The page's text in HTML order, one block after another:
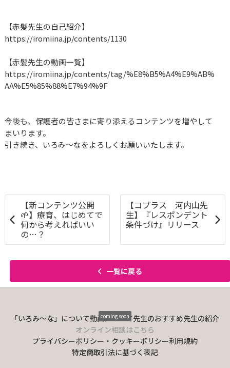
【赤髪先生の自己紹介】
https://iromiina.jp/contents/1130
【赤髪先生の動画一覧】
https://iromiina.jp/contents/tag/%E8%B5%A4%E9%AB%
AA%E5%85%88%E7%94%9F
今後も、保護者の皆さまに寄り添えるコンテンツを増やして
まいります。
引き続き、いろみ〜なをよろしくお願いいたします。
【新コンテンツ公開
🌱】療育、はじめてで
何から考えればいい
の…？
【コプラス 河内山先
生】『レスポンデント
条件づけ』リリース
一覧に戻る
「いろみ〜な」について動画について先生のおすすめ先生の紹介
オンライン相談はこちら
coming soon
プライバシーポリシー・クッキーポリシー利用規約
特定商取引法に基づく表記